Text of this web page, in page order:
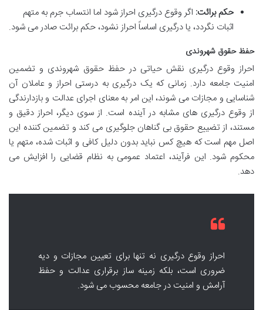
حکم برائت: اگر وقوع درگیری احراز شود اما انتساب جرم به متهم
اثبات نگردد، یا درگیری اساساً احراز نشود، حکم برائت صادر می شود.
حفظ حقوق شهروندی
احراز وقوع درگیری نقش حیاتی در حفظ حقوق شهروندی و تضمین
امنیت جامعه دارد. زمانی که یک درگیری به درستی احراز و عاملان آن
شناسایی و مجازات می شوند، این امر به معنای اجرای عدالت و بازدارندگی
از وقوع درگیری های مشابه در آینده است. از سوی دیگر، احراز دقیق و
مستند، از تضییع حقوق بی گناهان جلوگیری می کند و تضمین کننده این
اصل مهم است که هیچ کس نباید بدون دلیل کافی و اثبات شده، متهم یا
محکوم شود. این فرآیند، اعتماد عمومی به نظام قضایی را افزایش می
دهد.
احراز وقوع درگیری نه تنها برای تعیین مجازات و دیه
ضروری است، بلکه زمینه ساز برقراری عدالت و حفظ
آرامش و امنیت در جامعه محسوب می شود.